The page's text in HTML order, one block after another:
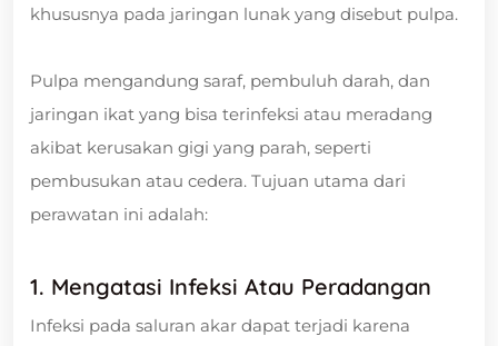
khususnya pada jaringan lunak yang disebut pulpa.
Pulpa mengandung saraf, pembuluh darah, dan
jaringan ikat yang bisa terinfeksi atau meradang
akibat kerusakan gigi yang parah, seperti
pembusukan atau cedera. Tujuan utama dari
perawatan ini adalah:
1. Mengatasi Infeksi Atau Peradangan
Infeksi pada saluran akar dapat terjadi karena